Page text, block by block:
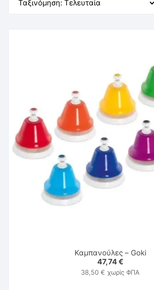
Καμπανούλες – Goki
47,74€
38,50€ χωρίς ΦΠΑ